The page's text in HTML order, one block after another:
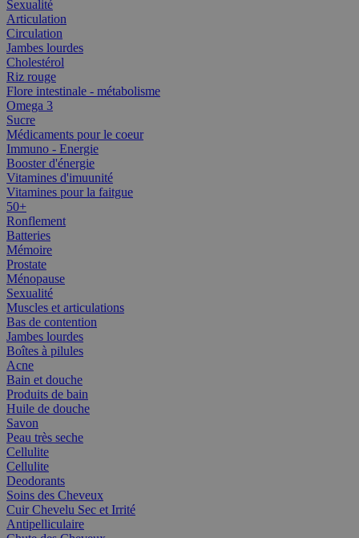
Sexualité
Articulation
Circulation
Jambes lourdes
Cholestérol
Riz rouge
Flore intestinale - métabolisme
Omega 3
Sucre
Médicaments pour le coeur
Immuno - Energie
Booster d'énergie
Vitamines d'imuunité
Vitamines pour la faitgue
50+
Ronflement
Batteries
Mémoire
Prostate
Ménopause
Sexualité
Muscles et articulations
Bas de contention
Jambes lourdes
Boîtes à pilules
Acne
Bain et douche
Produits de bain
Huile de douche
Savon
Peau très seche
Cellulite
Cellulite
Deodorants
Soins des Cheveux
Cuir Chevelu Sec et Irrité
Antipelliculaire